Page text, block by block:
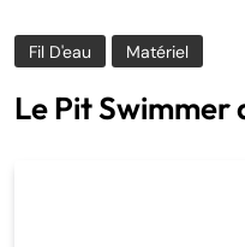
Fil D'eau Matériel
Le Pit Swimmer